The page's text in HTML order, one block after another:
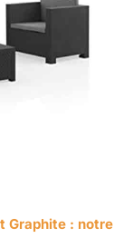
Graphite : notre